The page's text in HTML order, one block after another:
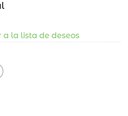
a la lista de deseos